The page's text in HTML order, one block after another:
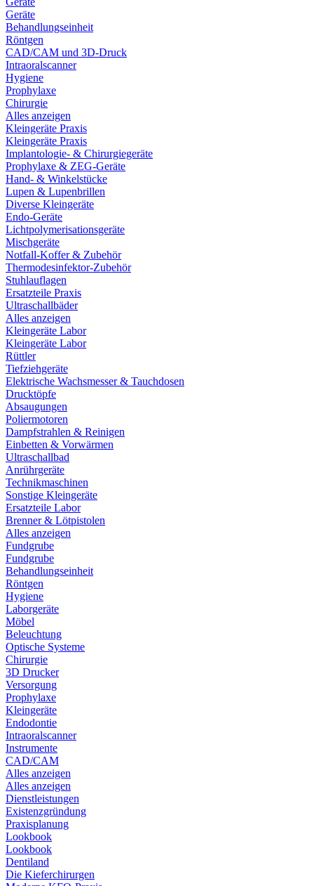
Geräte
Behandlungseinheit
Röntgen
CAD/CAM und 3D-Druck
Intraoralscanner
Hygiene
Prophylaxe
Chirurgie
Alles anzeigen
Kleingeräte Praxis
Kleingeräte Praxis
Implantologie- & Chirurgiegeräte
Prophylaxe & ZEG-Geräte
Hand- & Winkelstücke
Lupen & Lupenbrillen
Diverse Kleingeräte
Endo-Geräte
Lichtpolymerisationsgeräte
Mischgeräte
Notfall-Koffer & Zubehör
Thermodesinfektor-Zubehör
Stuhlauflagen
Ersatzteile Praxis
Ultraschallbäder
Alles anzeigen
Kleingeräte Labor
Kleingeräte Labor
Rüttler
Tiefziehgeräte
Elektrische Wachsmesser & Tauchdosen
Drucktöpfe
Absaugungen
Poliermotoren
Dampfstrahlen & Reinigen
Einbetten & Vorwärmen
Ultraschallbad
Anrührgeräte
Technikmaschinen
Sonstige Kleingeräte
Ersatzteile Labor
Brenner & Lötpistolen
Alles anzeigen
Fundgrube
Fundgrube
Behandlungseinheit
Röntgen
Hygiene
Laborgeräte
Möbel
Beleuchtung
Optische Systeme
Chirurgie
3D Drucker
Versorgung
Prophylaxe
Kleingeräte
Endodontie
Intraoralscanner
Instrumente
CAD/CAM
Alles anzeigen
Alles anzeigen
Dienstleistungen
Existenzgründung
Praxisplanung
Lookbook
Lookbook
Dentiland
Die Kieferchirurgen